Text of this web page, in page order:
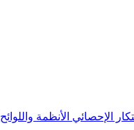
الإحصائي الأنظمة واللوائح